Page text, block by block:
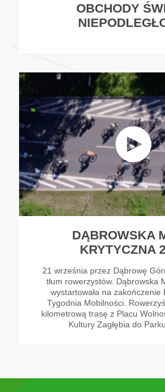
OBCHODY
DĄBROWSKA
KRYTYCZNA
21 września przez Dąbrowę
tłum rowerzystów. Dąbrowska
wystartowała na zakończenie
Tygodnia Mobilności.
kilometrową trasę z Placu
Kultury Zagłębia do